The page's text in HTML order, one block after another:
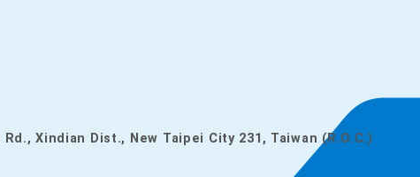
Rd., Xindian Dist., New Taipei City 231, Taiwan (R.O.C.)